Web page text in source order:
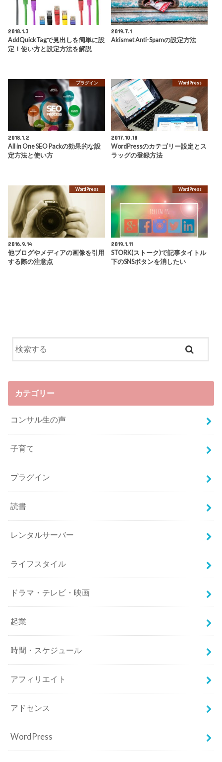
2018.1.3
AddQuickTagで見出しを簡単に設
定！使い方と設定方法を解説
2019.7.1
Akismet Anti-Spamの設定方法
プラグイン
2018.1.2
All in One SEO Packの効果的な設
定方法と使い方
WordPress
2017.10.18
WordPressのカテゴリー設定とス
ラッグの登録方法
WordPress
2016.9.14
他ブログやメディアの画像を引用
する際の注意点
WordPress
2019.1.11
STORK(ストーク)で記事タイトル
下のSNSボタンを消したい
カテゴリー
コンサル生の声
子育て
プラグイン
読書
レンタルサーバー
ライフスタイル
ドラマ・テレビ・映画
起業
時間・スケジュール
アフィリエイト
アドセンス
WordPress